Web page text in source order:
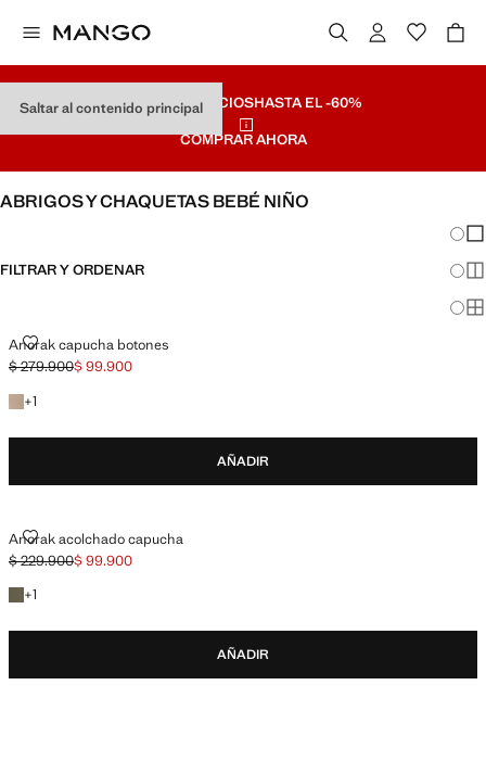
Saltar al contenido principal
ÚLTIMOS PRECIOSHASTA EL -60%
COMPRAR AHORA
ABRIGOS Y CHAQUETAS BEBÉ NIÑO
FILTRAR Y ORDENAR
Anorak capucha botones
ANORAK CAPUCHA BOTONES
Precio inicial tachado [$ 279.900 ]
$ 279.900
Precio actual [$ 99.900 ]
$ 99.900
+1
+1 color
AÑADIR
Anorak acolchado capucha
ANORAK ACOLCHADO CAPUCHA
Precio inicial tachado [$ 229.900 ]
$ 229.900
Precio actual [$ 99.900 ]
$ 99.900
+1
+1 color
AÑADIR